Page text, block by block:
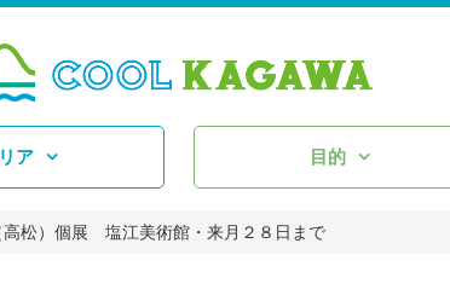
ア 目的
松）個展 塩江美術館・来月２８日まで